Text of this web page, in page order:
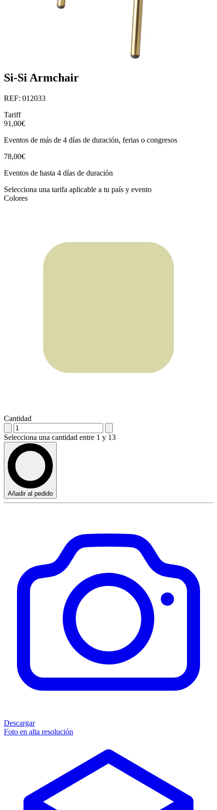
Si-Si Armchair
REF: 012033
Tariff
91,00€
Eventos de más de 4 días de duración, ferias o congresos
78,00€
Eventos de hasta 4 días de duración
Selecciona una tarifa aplicable a tu país y evento
Colores
Cantidad
Selecciona una cantidad entre 1 y 13
Añadir al pedido
Descargar
Foto en alta resolución